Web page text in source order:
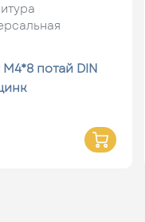
М4*8 потай DIN